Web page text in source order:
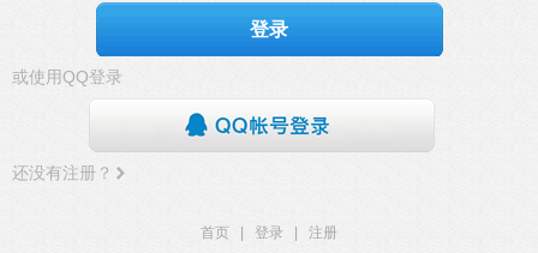
登录
或使用QQ登录
还没有注册？
首页 登录
注册